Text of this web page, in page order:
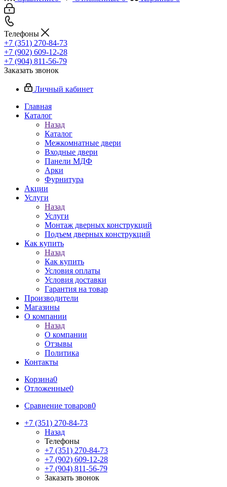
Телефоны
+7 (351) 270-84-73
+7 (902) 609-12-28
+7 (904) 811-56-79
Заказать звонок
Личный кабинет
Главная
Каталог
Назад
Каталог
Межкомнатные двери
Входные двери
Панели МДФ
Арки
Фурнитура
Акции
Услуги
Назад
Услуги
Монтаж дверных конструкций
Подъем дверных конструкций
Как купить
Назад
Как купить
Условия оплаты
Условия доставки
Гарантия на товар
Производители
Магазины
О компании
Назад
О компании
Отзывы
Политика
Контакты
Корзина0
Отложенные0
Сравнение товаров0
+7 (351) 270-84-73
Назад
Телефоны
+7 (351) 270-84-73
+7 (902) 609-12-28
+7 (904) 811-56-79
Заказать звонок